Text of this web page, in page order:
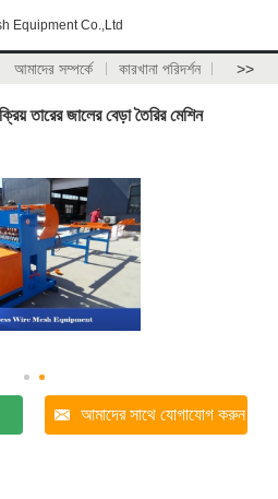
Equipment Co.,Ltd
আমাদের সম্পর্কে কারখানা পরিদর্শন >>
তারের জালের বেড়া তৈরির মেশিন
আমাদের সাথে যোগাযোগ করুন